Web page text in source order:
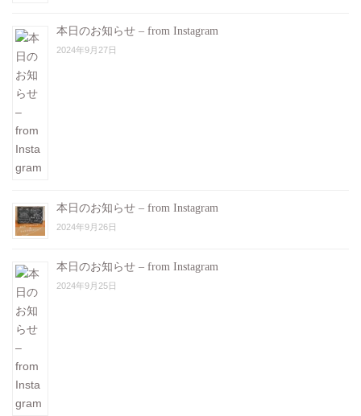
本日のお知らせ – from Instagram
2024年9月27日
本日のお知らせ – from Instagram
2024年9月26日
本日のお知らせ – from Instagram
2024年9月25日